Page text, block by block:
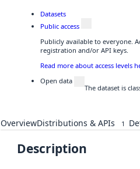
Datasets
Public access
Publicly available to everyone.
registration and/or API keys.
Read more about access levels
Open data
The dataset is
OverviewDistributions & APIs 1
Description